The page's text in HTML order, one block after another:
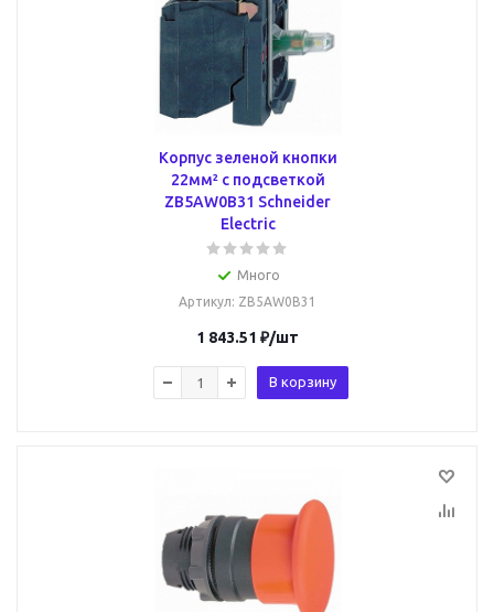
Корпус зеленой кнопки
22мм² с подсветкой
ZB5AW0B31 Schneider
Electric
Много
Артикул: ZB5AW0B31
1 843.51 ₽/шт
В корзину